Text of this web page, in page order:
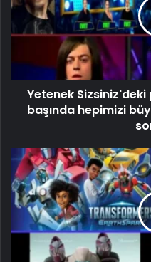
Yetenek
başında hepimizi